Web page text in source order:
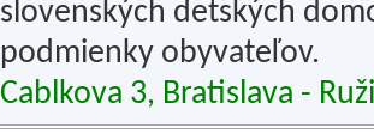
slovenských detských
podmienky obyvateľov.
Cablkova 3, Bratislava -